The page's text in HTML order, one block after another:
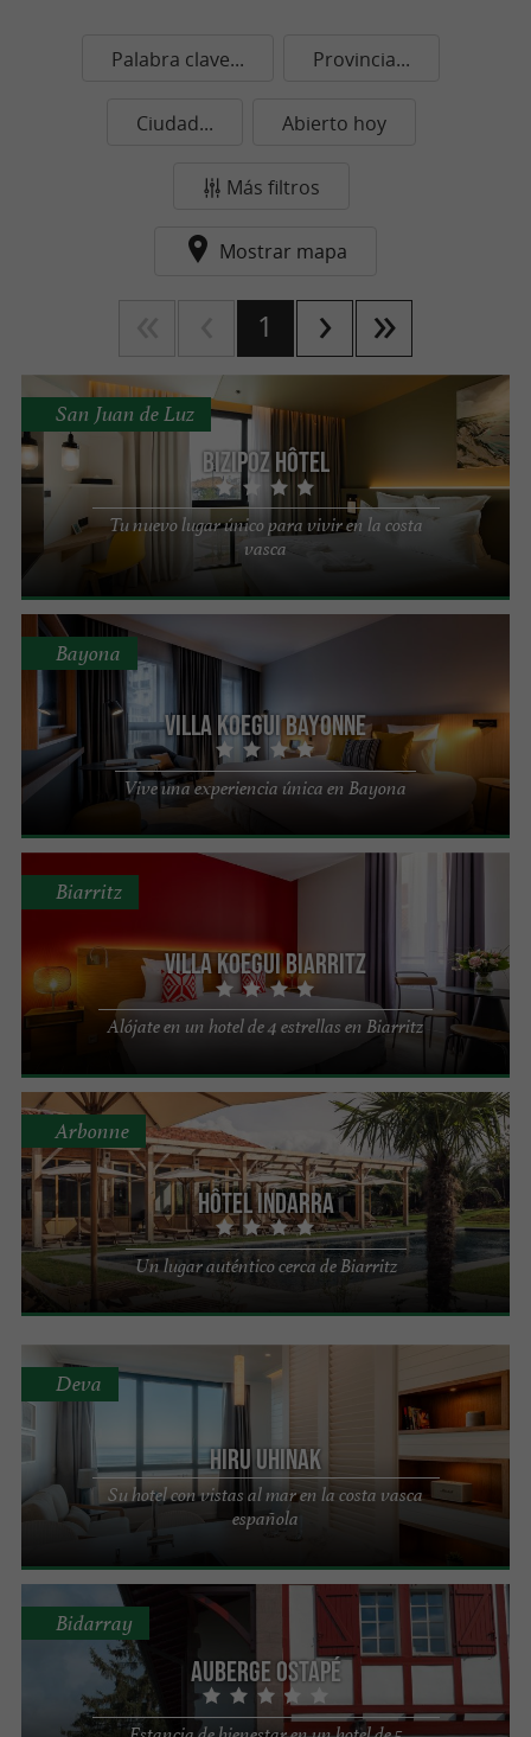
Palabra clave... Provincia...
Ciudad... Abierto hoy
Más filtros
Mostrar mapa
1
Bizipoz Hôtel
Tu nuevo lugar único para vivir en la costa
vasca
San Juan de Luz
Villa Koegui Bayonne
Vive una experiencia única en Bayona
Bayona
Villa Koegui Biarritz
Alójate en un hotel de 4 estrellas en Biarritz
Biarritz
HÔTEL INDARRA
Un lugar auténtico cerca de Biarritz
Arbonne
Hiru Uhinak
Su hotel con vistas al mar en la costa vasca
española
Deva
Auberge Ostapé
Bidarray